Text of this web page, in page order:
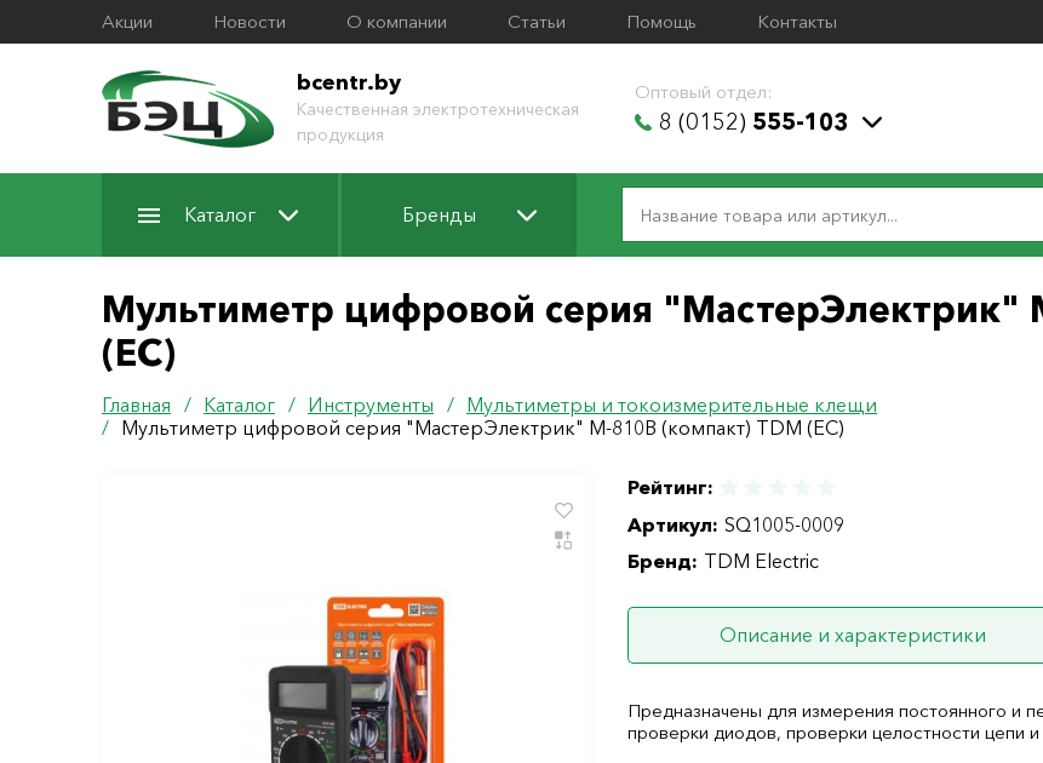
Акции Новости О компании Статьи Помощь Контакты
bcentr.by
Качественная электротехническая
продукция
Оптовый отдел:
8 (0152) 555-103
Каталог Бренды
Мультиметр цифровой серия "МастерЭлектрик"
(ЕС)
Главная / Каталог / Инструменты / Мультиметры и токоизмерительные клещи
/ Мультиметр цифровой серия "МастерЭлектрик" М-810В (компакт) TDM (ЕС)
Рейтинг:
Артикул: SQ1005-0009
Бренд: TDM Electric
Описание и характеристики
Предназначены для измерения постоянного и
проверки диодов, проверки целостности цепи и